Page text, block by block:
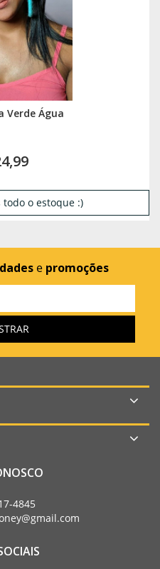
Verde Água
o estoque :)
e promoções
4845